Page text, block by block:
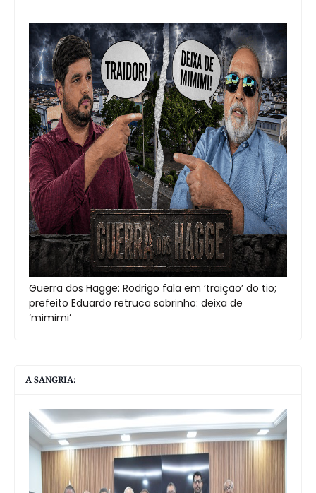
Guerra dos Hagge: Rodrigo fala em ‘traição’ do tio;
prefeito Eduardo retruca sobrinho: deixa de
‘mimimi’
A SANGRIA: